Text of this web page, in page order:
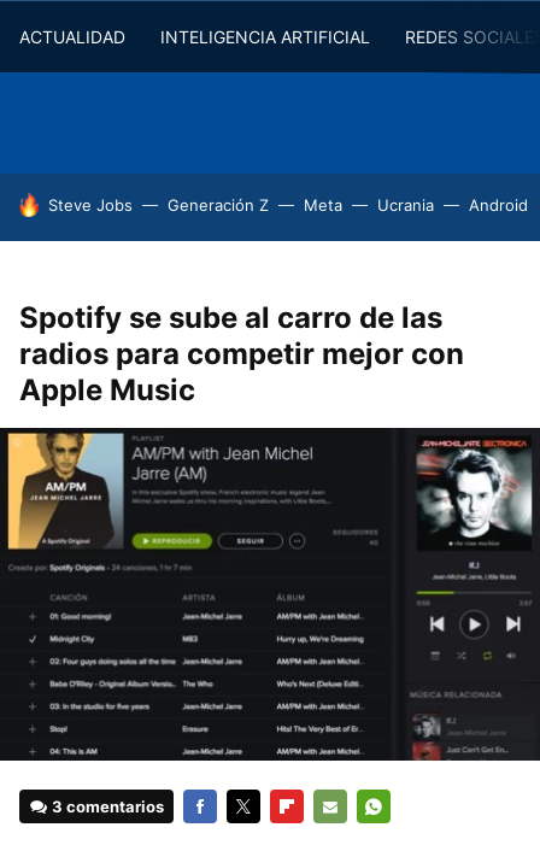
ACTUALIDAD INTELIGENCIA ARTIFICIAL REDES
HOY SE HABLA DE
Steve Jobs Generación Z Meta Ucrania Android
Spotify se sube al carro de las
radios para competir mejor con
Apple Music
3 comentarios